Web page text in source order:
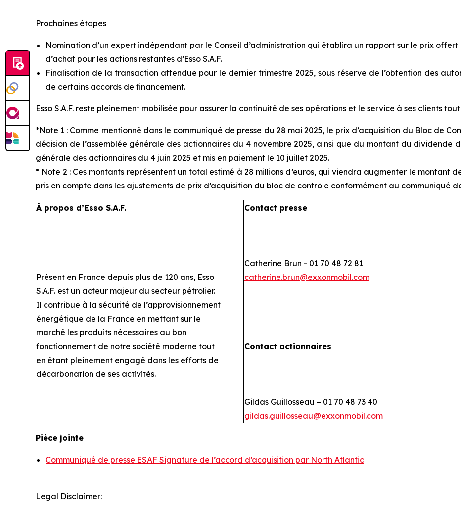
Prochaines étapes
Nomination d’un expert indépendant par le Conseil d’administration qui établira un rapport sur le prix
d’achat pour les actions restantes d’Esso S.A.F.
Finalisation de la transaction attendue pour le dernier trimestre 2025, sous réserve de l’obtention des
de certains accords de financement.
Esso S.A.F. reste pleinement mobilisée pour assurer la continuité de ses opérations et le service à ses clients
*Note 1 : Comme mentionné dans le communiqué de presse du 28 mai 2025, le prix d’acquisition du Bloc de
décision de l’assemblée générale des actionnaires du 4 novembre 2025, ainsi que du montant du dividende
générale des actionnaires du 4 juin 2025 et mis en paiement le 10 juillet 2025.
* Note 2 : Ces montants représentent un total estimé à 28 millions d’euros, qui viendra augmenter le montant
pris en compte dans les ajustements de prix d’acquisition du bloc de contrôle conformément au communiqué
À propos d’Esso S.A.F.
Présent en France depuis plus de 120 ans, Esso
S.A.F. est un acteur majeur du secteur pétrolier.
Il contribue à la sécurité de l’approvisionnement
énergétique de la France en mettant sur le
marché les produits nécessaires au bon
fonctionnement de notre société moderne tout
en étant pleinement engagé dans les efforts de
décarbonation de ses activités.
Contact presse
Catherine Brun - 01 70 48 72 81
catherine.brun@exxonmobil.com
Contact actionnaires
Gildas Guillosseau – 01 70 48 73 40
gildas.guillosseau@exxonmobil.com
Pièce jointe
Communiqué de presse ESAF Signature de l’accord d’acquisition par North Atlantic
Legal Disclaimer: